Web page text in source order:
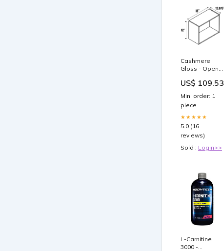
Cashmere
Gloss - Open
High Wall - 12
18 Inch Width x
12.88 Inch
Depth - M14-
CBW1812 M09-
W3318UP
US$ 109.53
Min. order: 1
piece
★★★★★
5.0 (16
reviews)
Sold : Login>>
L-Carnitine
3000 -